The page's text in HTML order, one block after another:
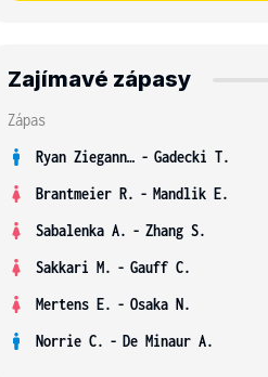
Zajímavé zápasy
Zápas
Ryan Ziegann S. - Gadecki T.
Brantmeier R. - Mandlik E.
Sabalenka A. - Zhang S.
Sakkari M. - Gauff C.
Mertens E. - Osaka N.
Norrie C. - De Minaur A.